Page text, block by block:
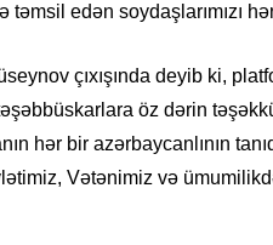
edən soydaşlarımızı hər
çıxışında deyib ki,
öz dərin
hər bir azərbaycanlının
Vətənimiz və